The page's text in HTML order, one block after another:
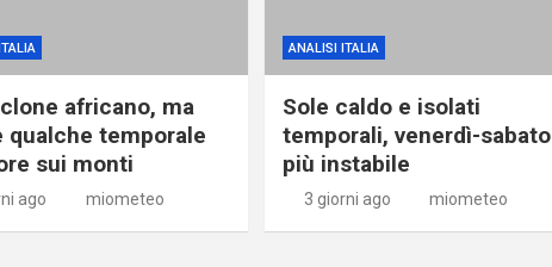
africano, ma
qualche temporale
sui monti
ago miometeo
ANALISI ITALIA
Sole caldo e isolati
temporali, venerdì-sabato
più instabile
3 giorni ago miometeo